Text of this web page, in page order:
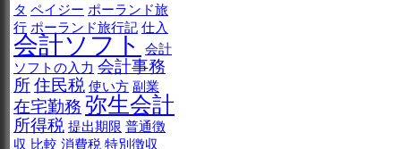
タ ペイジー ポーランド旅
行 ポーランド旅行記 仕入
会計ソフト
会計
ソフトの入力 会計事務
所住民税 使い方 副業
在宅勤務 弥生会計
所得税 提出期限 普通徴
収 比較 消費税 特別徴収